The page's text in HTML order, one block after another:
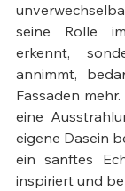
seine Rolle
erkennt,
annimmt,
Fassaden
eine
eigene Dasein
ein sanftes
inspiriert und